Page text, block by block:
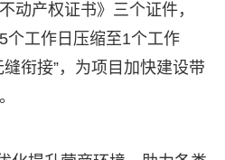
动产权证书》三个证件，
个工作日压缩至1个工作
衔接”，为项目加快建设带